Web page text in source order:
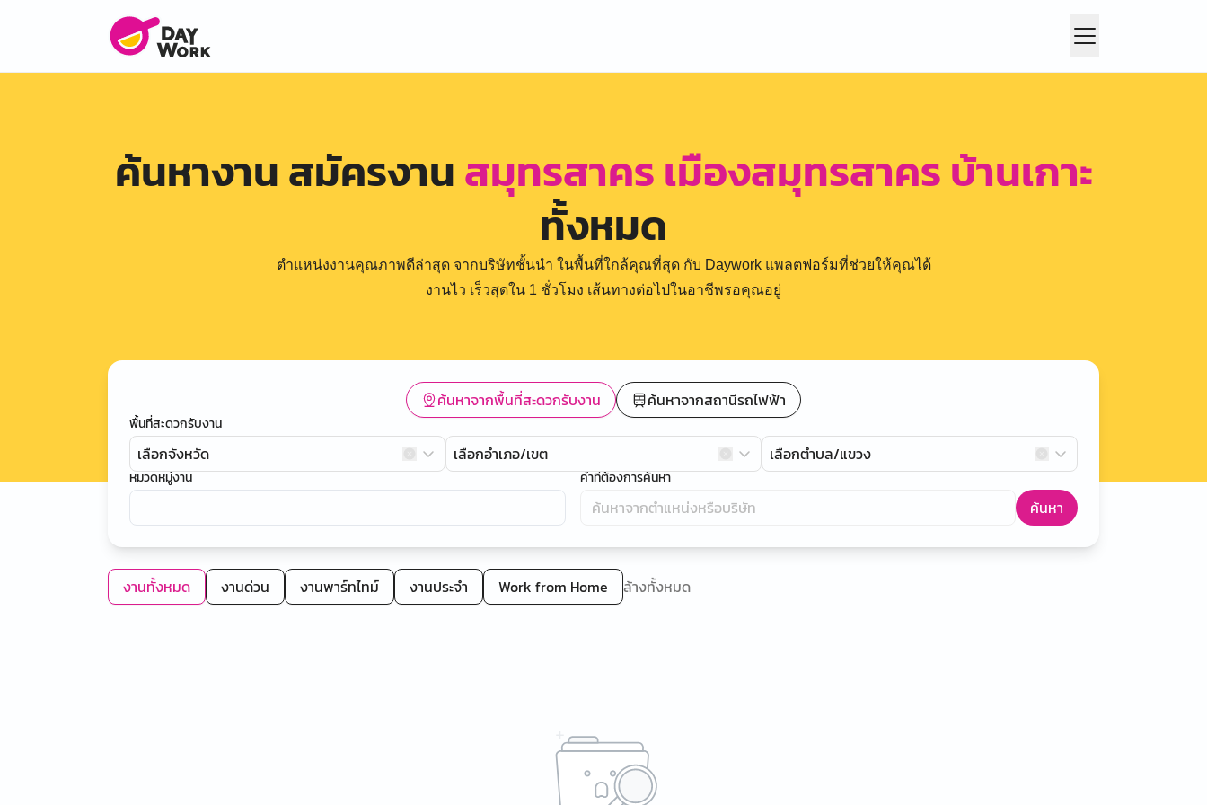
ค้นหางาน สมัครงานสมุทรสาคร เมืองสมุทรสาคร บ้านเกาะ
ทั้งหมด
ตำแหน่งงานคุณภาพดีล่าสุด จากบริษัทชั้นนำ ในพื้นที่ใกล้คุณที่สุด กับ Daywork แพลตฟอร์มที่ช่วยให้คุณได้
งานไว เร็วสุดใน 1 ชั่วโมง เส้นทางต่อไปในอาชีพรอคุณอยู่
ค้นหาจากพื้นที่สะดวกรับงาน ค้นหาจากสถานีรถไฟฟ้า
พื้นที่สะดวกรับงาน
เลือกจังหวัด เลือกอำเภอ/เขต เลือกตำบล/แขวง
หมวดหมู่งาน คำที่ต้องการค้นหา
ค้นหา
งานทั้งหมด งานด่วน งานพาร์ทไทม์ งานประจำ Work from Home ล้างทั้งหมด